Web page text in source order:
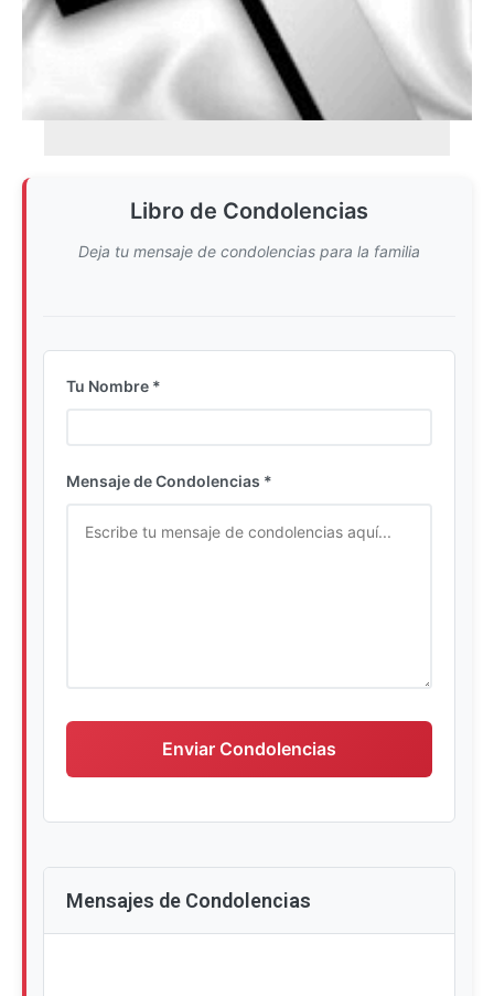
Libro de Condolencias
Deja tu mensaje de condolencias para la familia
Tu Nombre *
Mensaje de Condolencias *
Enviar Condolencias
Mensajes de Condolencias